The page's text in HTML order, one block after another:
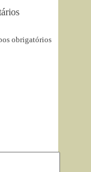
obrigatórios